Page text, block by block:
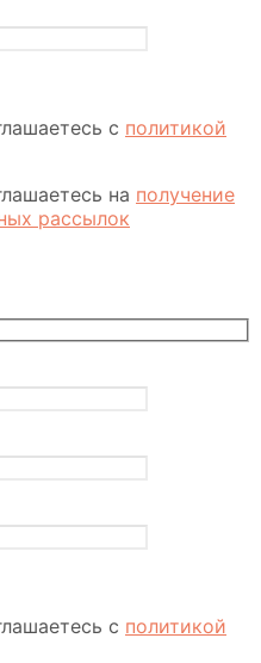
с политикой
на получение
рассылок
с политикой